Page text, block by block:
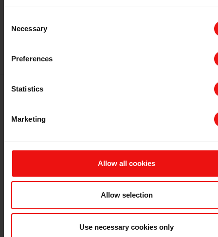
Selection
Necessary
Preferences
Statistics
Marketing
Allow all cookies
Allow selection
Use necessary cookies only
装饰涂料 建筑模塑